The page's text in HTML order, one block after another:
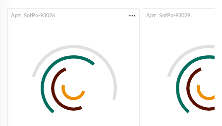
Арт. SotPo-93026 Арт. SotPo-93029